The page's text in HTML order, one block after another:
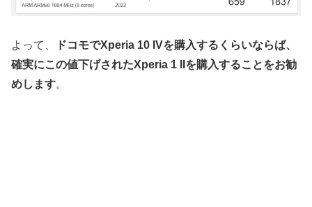
よって、
ドコモでXperia 10 IVを購入するくらいならば、
確実にこの値下げされたXperia 1 IIを購入することをお勧
めします。